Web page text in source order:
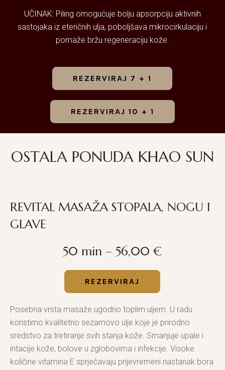
UČINAK: Piling omogućuje bolju apsorpciju aktivnih
sastojaka iz eteričnih ulja, poboljšava mikrocirkulaciju i
pomaže bržu regeneraciju kože.
REZERVIRAJ 7 + 1
REZERVIRAJ 10 + 1
OSTALA PONUDA KHAO SUN
REVITAL MASAŽA STOPALA, NOGU I
GLAVE
50 min – 56,00 €
REZERVIRAJ
Posebna vrsta masaže ugodno toplim uljem. U radu
koristimo kvalitetno sezamovo ulje koje je prirodno
sredstvo za tretiranje svih stanja kože. Smanjuje upale i
iritacije kože, bolove u zglobovima i infekcije. Visoke
količine vitamina E sprječavaju prijevremeni nastanak bora